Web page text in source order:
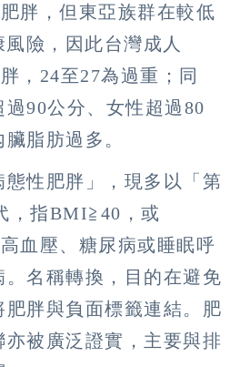
胖，但東亞族群在較低
險，因此台灣成人
，24至27為過重；同
90公分、女性超過80
脂肪過多。
性肥胖」，現多以「第
，指BMI≧40，或
血壓、糖尿病或睡眠呼
。名稱轉換，目的在避免
胖與負面標籤連結。肥
亦被廣泛證實，主要與排